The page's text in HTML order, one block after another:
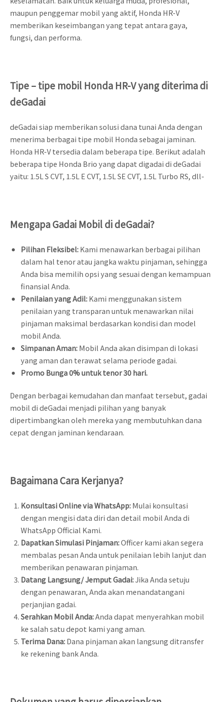
maupun penggemar mobil yang aktif, Honda HR-V
memberikan keseimbangan yang tepat antara gaya,
fungsi, dan performa.
Tipe – tipe mobil Honda HR-V yang diterima di
deGadai
deGadai siap memberikan solusi dana tunai Anda dengan
menerima berbagai tipe mobil Honda sebagai jaminan.
Honda HR-V tersedia dalam beberapa tipe. Berikut adalah
beberapa tipe Honda Brio yang dapat digadai di deGadai
yaitu: 1.5L S CVT, 1.5L E CVT, 1.5L SE CVT, 1.5L Turbo RS, dll-
Mengapa Gadai Mobil di deGadai?
Pilihan Fleksibel:Kami menawarkan berbagai pilihan
dalam hal tenor atau jangka waktu pinjaman, sehingga
Anda bisa memilih opsi yang sesuai dengan kemampuan
finansial Anda.
Penilaian yang Adil:Kami menggunakan sistem
penilaian yang transparan untuk menawarkan nilai
pinjaman maksimal berdasarkan kondisi dan model
mobil Anda.
Simpanan Aman:Mobil Anda akan disimpan di lokasi
yang aman dan terawat selama periode gadai.
Promo Bunga 0% untuk tenor 30 hari.
Dengan berbagai kemudahan dan manfaat tersebut, gadai
mobil di deGadai menjadi pilihan yang banyak
dipertimbangkan oleh mereka yang membutuhkan dana
cepat dengan jaminan kendaraan.
Bagaimana Cara Kerjanya?
Konsultasi Online via WhatsApp:Mulai konsultasi
dengan mengisi data diri dan detail mobil Anda di
WhatsApp Official Kami.
Dapatkan Simulasi Pinjaman:Officer kami akan segera
membalas pesan Anda untuk penilaian lebih lanjut dan
memberikan penawaran pinjaman.
Datang Langsung/ Jemput Gadai:Jika Anda setuju
dengan penawaran, Anda akan menandatangani
perjanjian gadai.
Serahkan Mobil Anda:Anda dapat menyerahkan mobil
ke salah satu depot kami yang aman.
Terima Dana:Dana pinjaman akan langsung ditransfer
ke rekening bank Anda.